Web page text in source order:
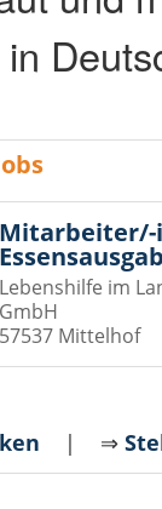
Lebenshilfe im
GmbH
57537 Mittelhof
| ⇒